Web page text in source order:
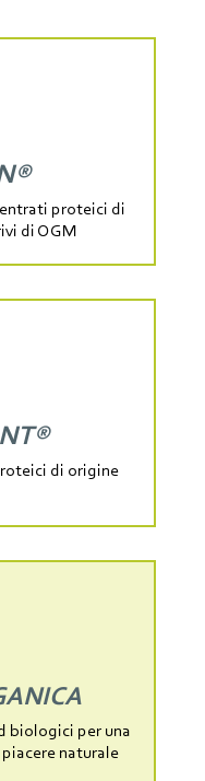
proteici di
di OGM
di origine
biologici per una
naturale